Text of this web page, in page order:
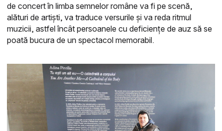
de concert în limba semnelor române va fi pe scenă,
alături de artiști, va traduce versurile și va reda ritmul
muzicii, astfel încât persoanele cu deficiențe de auz să se
poată bucura de un spectacol memorabil.